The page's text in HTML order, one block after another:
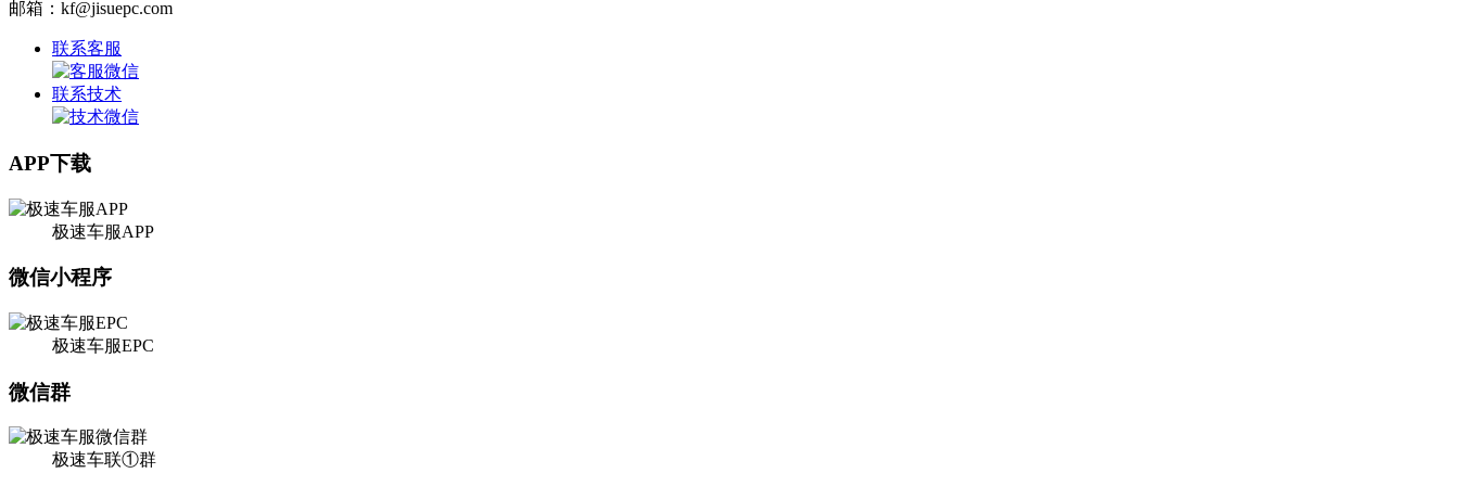
邮箱：kf@jisuepc.com
联系客服
联系技术
APP下载
极速车服APP
微信小程序
极速车服EPC
微信群
极速车联①群